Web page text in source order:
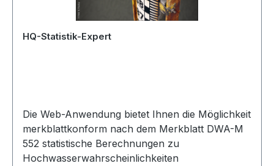
HQ-Statistik-Expert
Die Web-Anwendung bietet Ihnen die Möglichkeit
merkblattkonform nach dem Merkblatt DWA-M
552 statistische Berechnungen zu
Hochwasserwahrscheinlichkeiten